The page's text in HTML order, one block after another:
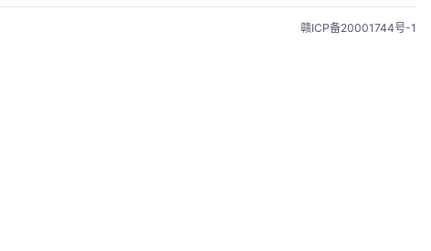
赣ICP备20001744号-1